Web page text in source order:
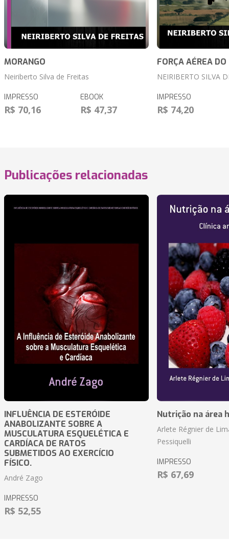
MORANGO
Neiriberto Silva de Freitas
IMPRESSO
R$ 70,16
EBOOK
R$ 47,37
FORÇA AÉREA DO
NEIRIBERTO SILVA
IMPRESSO
R$ 74,20
Publicações relacionadas
INFLUÊNCIA DE ESTERÓIDE
ANABOLIZANTE SOBRE A
MUSCULATURA ESQUELÉTICA E
CARDÍACA DE RATOS
SUBMETIDOS AO EXERCÍCIO
FÍSICO.
André Zago
IMPRESSO
R$ 52,55
Nutrição na área
Arlete Régnier de
Pessiquelli
IMPRESSO
R$ 67,69